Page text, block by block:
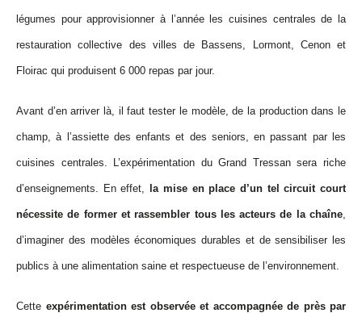
légumes pour approvisionner à l’année les cuisines centrales de la
restauration collective des villes de Bassens, Lormont, Cenon et
Floirac qui produisent 6 000 repas par jour.
Avant d’en arriver là, il faut tester le modèle, de la production dans le
champ, à l’assiette des enfants et des seniors, en passant par les
cuisines centrales. L’expérimentation du Grand Tressan sera riche
d’enseignements. En effet, la mise en place d’un tel circuit court
nécessite de former et rassembler tous les acteurs de la chaîne
d’imaginer des modèles économiques durables et de sensibiliser les
publics à une alimentation saine et respectueuse de l’environnement.
Cette expérimentation est observée et accompagnée de près par